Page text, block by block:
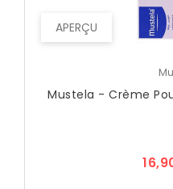
APERÇU
Mustela - Crème